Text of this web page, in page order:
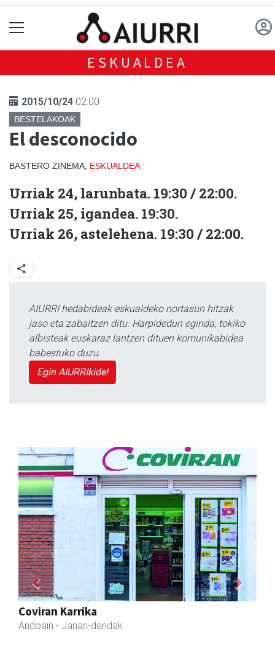
ESKUALDEA
2015/10/24 02:00
BESTELAKOAK
El desconocido
BASTERO ZINEMA, ESKUALDEA
Urriak 24, larunbata. 19:30 / 22:00.
Urriak 25, igandea. 19:30.
Urriak 26, astelehena. 19:30 / 22:00.
AIURRI hedabideak eskualdeko nortasun hitzak
jaso eta zabaltzen ditu. Harpidedun eginda, tokiko
albisteak euskaraz lantzen dituen komunikabidea
babestuko duzu.
Egin AIURRIkide!
Azkain motoak
Andoain - Motor dendak
Previous Next